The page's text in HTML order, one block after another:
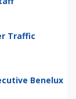
Traffic
Benelux